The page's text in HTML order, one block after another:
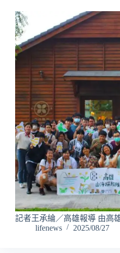
記者王承綸／高雄報導 由高
lifenews
2025/08/27